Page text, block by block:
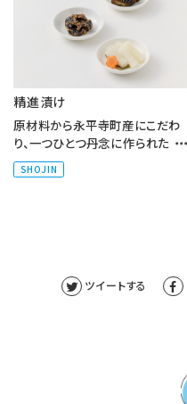
精進漬け
原材料から永平寺町産にこだわ
り、一つひとつ丹念に作られた漬
物。それぞれの素材を旬の時期に
加工することで、旨味を最大限...
SHOJIN
ツイートする